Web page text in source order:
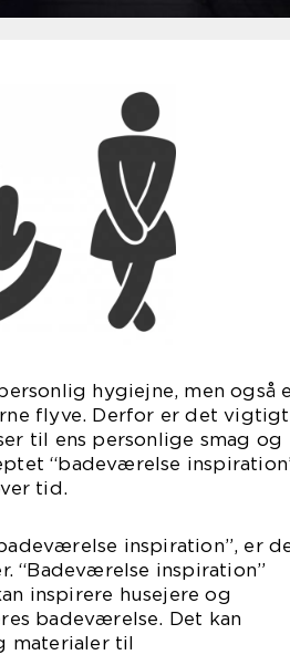
hygiejne, men også
flyve. Derfor er det vigtigt
til ens personlige smag og
“badeværelse
tid.
inspiration”, er
“Badeværelse inspiration”
inspirere husejere og
badeværelse. Det kan
materialer til